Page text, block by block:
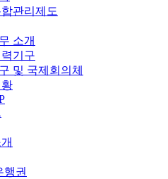
관리제도
소개
기구
및 국제회의체
행권